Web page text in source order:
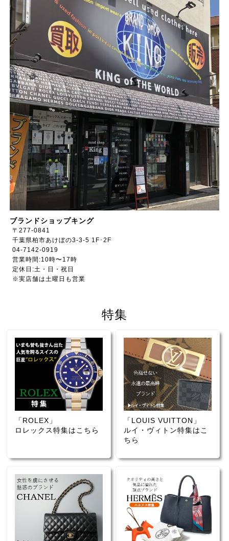
ブランドショップキング
〒277-0841
千葉県柏市あけぼの3-3-5 1F･2F
04-7142-0919
営業時間:10時〜17時
定休日:土・日・祝日
※実店舗は土曜日も営業
特集
「ROLEX」
ロレックス特集はこちら
「LOUIS VUITTON」
ルイ・ヴィトン特集はこ
ちら